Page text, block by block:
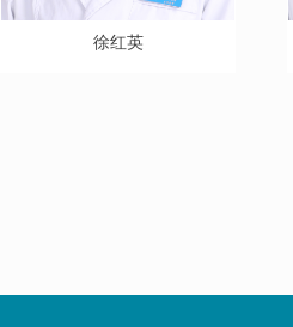
徐红英